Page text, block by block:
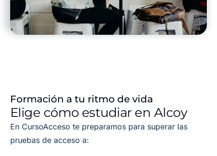
Formación a tu ritmo de vida
Elige cómo estudiar en Alcoy
En CursoAcceso te preparamos para superar las
pruebas de acceso a: